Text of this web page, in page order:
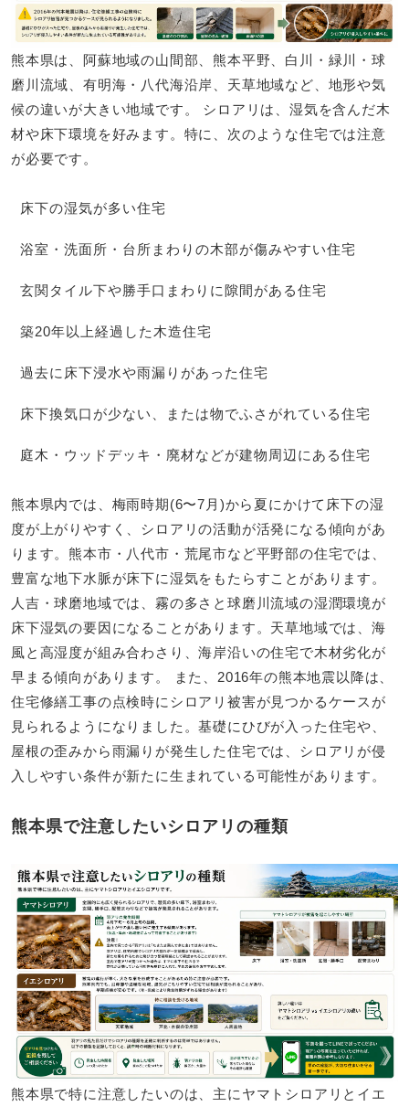
熊本県は、阿蘇地域の山間部、熊本平野、白川・緑川・球
磨川流域、有明海・八代海沿岸、天草地域など、地形や気
候の違いが大きい地域です。 シロアリは、湿気を含んだ木
材や床下環境を好みます。特に、次のような住宅では注意
が必要です。
床下の湿気が多い住宅
浴室・洗面所・台所まわりの木部が傷みやすい住宅
玄関タイル下や勝手口まわりに隙間がある住宅
築20年以上経過した木造住宅
過去に床下浸水や雨漏りがあった住宅
床下換気口が少ない、または物でふさがれている住宅
庭木・ウッドデッキ・廃材などが建物周辺にある住宅
熊本県内では、梅雨時期(6〜7月)から夏にかけて床下の湿
度が上がりやすく、シロアリの活動が活発になる傾向があ
ります。熊本市・八代市・荒尾市など平野部の住宅では、
豊富な地下水脈が床下に湿気をもたらすことがあります。
人吉・球磨地域では、霧の多さと球磨川流域の湿潤環境が
床下湿気の要因になることがあります。天草地域では、海
風と高湿度が組み合わさり、海岸沿いの住宅で木材劣化が
早まる傾向があります。 また、2016年の熊本地震以降は、
住宅修繕工事の点検時にシロアリ被害が見つかるケースが
見られるようになりました。基礎にひびが入った住宅や、
屋根の歪みから雨漏りが発生した住宅では、シロアリが侵
入しやすい条件が新たに生まれている可能性があります。
熊本県で注意したいシロアリの種類
熊本県で特に注意したいのは、主にヤマトシロアリとイエ